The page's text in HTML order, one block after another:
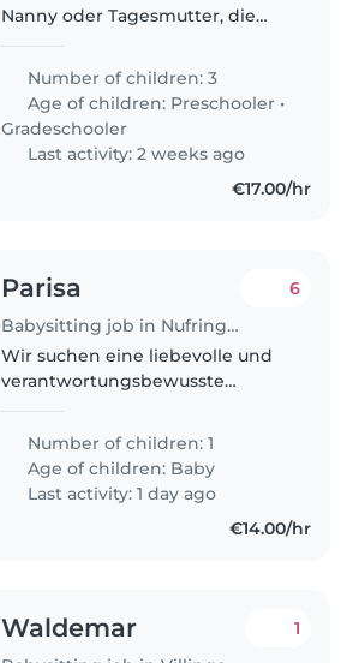
Nanny oder Tagesmutter, die
(Kita- und Grundschulkindern)
mit viel Geduld und Liebe
begegnet. Wünschenswert sind
Erfahrung..
Number of children: 3
Age of children: Preschooler •
Gradeschooler
Last activity: 2 weeks ago
€17.00/hr
Parisa
Babysitting job in Nufringen
6
Wir suchen eine liebevolle und
verantwortungsbewusste
Tagesmutter für unseren
energiegeladenen, neugierigen
und spielerischen Baby. Da wir
unseren kleinen Schatz..
Number of children: 1
Age of children: Baby
Last activity: 1 day ago
€14.00/hr
Waldemar 1